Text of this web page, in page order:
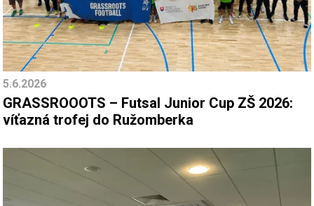
5.6.2026
GRASSROOOTS – Futsal Junior Cup ZŠ 2026:
víťazná trofej do Ružomberka